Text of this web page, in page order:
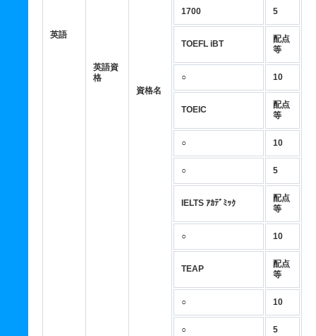
英語
英語資
格
資格名
1700 5
TOEFL iBT
配点
等
○ 10
TOEIC
配点
等
○ 10
○ 5
IELTS ｱｶﾃﾞﾐｯｸ
配点
等
○ 10
TEAP
配点
等
○ 10
○ 5